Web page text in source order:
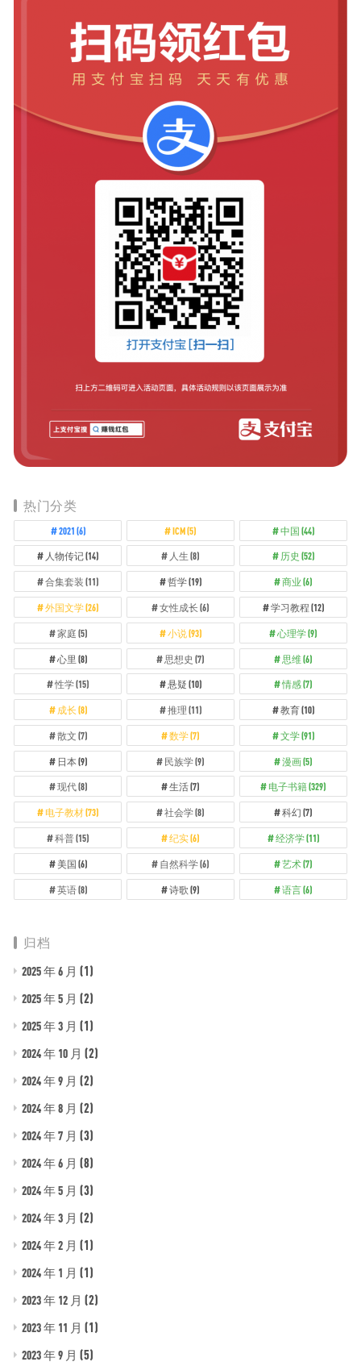
热门分类
2021 (6) ICM(5) 中国 (44)
人物传记(14) 人生 (8) 历史 (52)
合集套装 (11) 哲学(19) 商业 (6)
外国文学(26) 女性成长 (6) 学习教程 (12)
家庭 (5) 小说 (93) 心理学(9)
心里 (8) 思想史 (7) 思维(6)
性学(15) 悬疑 (10) 情感(7)
成长 (8) 推理 (11) 教育(10)
散文 (7) 数学(7) 文学(91)
日本 (9) 民族学(9) 漫画(5)
现代(8) 生活(7) 电子书籍(329)
电子教材(73) 社会学(8) 科幻 (7)
科普(15) 纪实(6) 经济学(11)
美国 (6) 自然科学(6) 艺术(7)
英语(8) 诗歌 (9) 语言(6)
归档
2025 年 6 月 (1)
2025 年 5 月 (2)
2025 年 3 月 (1)
2024 年 10 月 (2)
2024 年 9 月 (2)
2024 年 8 月 (2)
2024 年 7 月 (3)
2024 年 6 月 (8)
2024 年 5 月 (3)
2024 年 3 月 (2)
2024 年 2 月 (1)
2024 年 1 月 (1)
2023 年 12 月 (2)
2023 年 11 月 (1)
2023 年 9 月 (5)